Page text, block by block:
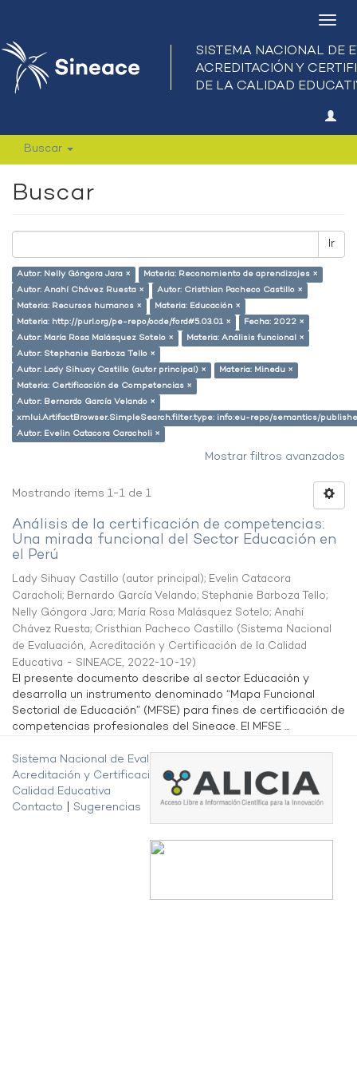
Buscar
Buscar
Ir
Autor: Nelly Góngora Jara ×
Materia: Reconomiento de aprendizajes ×
Autor: Anahí Chávez Ruesta ×
Autor: Cristhian Pacheco Castillo ×
Materia: Recursos humanos ×
Materia: Educación ×
Materia: http://purl.org/pe-repo/ocde/ford#5.03.01 ×
Fecha: 2022 ×
Autor: María Rosa Malásquez Sotelo ×
Materia: Análisis funcional ×
Autor: Stephanie Barboza Tello ×
Autor: Lady Sihuay Castillo (autor principal) ×
Materia: Minedu ×
Materia: Certificación de Competencias ×
Autor: Bernardo García Velando ×
xmlui.ArtifactBrowser.SimpleSearch.filter.type: info:eu-repo/semantics/
Autor: Evelin Catacora Caracholi ×
Mostrar filtros avanzados
Mostrando ítems 1-1 de 1
Análisis de la certificación de competencias:
Una mirada funcional del Sector Educación en
el Perú
Lady Sihuay Castillo (autor principal); Evelin Catacora
Caracholi; Bernardo García Velando; Stephanie Barboza Tello;
Nelly Góngora Jara; María Rosa Malásquez Sotelo; Anahí
Chávez Ruesta; Cristhian Pacheco Castillo (Sistema Nacional
de Evaluación, Acreditación y Certificación de la Calidad
Educativa - SINEACE, 2022-10-19)
El presente documento describe al sector Educación y
desarrolla un instrumento denominado “Mapa Funcional
Sectorial de Educación” (MFSE) para fines de certificación de
competencias profesionales del Sineace. El MFSE ...
Sistema Nacional de Evaluación,
Acreditación y Certificación de la
Calidad Educativa
Contacto
Sugerencias